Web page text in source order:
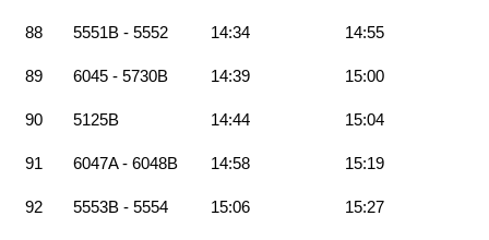
88 5551B - 5552 14:34 14:55
89 6045 - 5730B 14:39 15:00
90 5125B 14:44 15:04
91 6047A - 6048B 14:58 15:19
92 5553B - 5554 15:06 15:27